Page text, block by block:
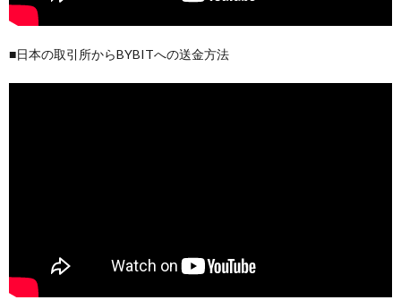
■日本の取引所からBYBITへの送金方法